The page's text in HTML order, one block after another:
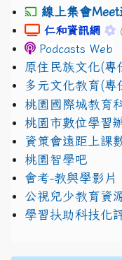
線上集會Meet
link to https://
仁和資訊網
Podcasts Web
原住民族文化(專
多元文化教育(專
桃園國際城教育
桃園市數位學習
資策會遠距上課
桃園智學吧
會考-教與學影片
公視兒少教育資
學習扶助科技化